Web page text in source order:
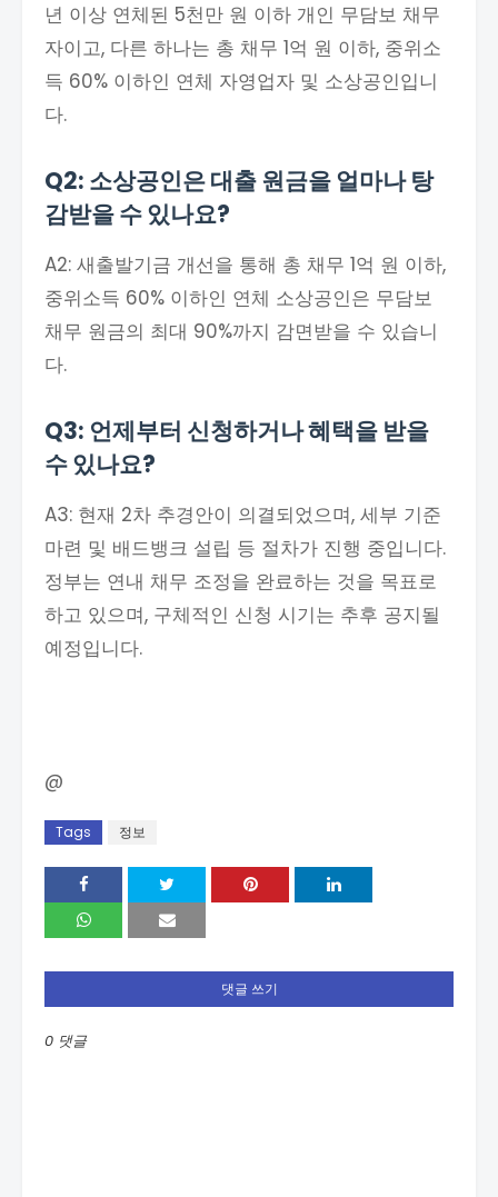
년 이상 연체된 5천만 원 이하 개인 무담보 채무
자이고, 다른 하나는 총 채무 1억 원 이하, 중위소
득 60% 이하인 연체 자영업자 및 소상공인입니
다.
Q2: 소상공인은 대출 원금을 얼마나 탕
감받을 수 있나요?
A2: 새출발기금 개선을 통해 총 채무 1억 원 이하,
중위소득 60% 이하인 연체 소상공인은 무담보
채무 원금의 최대 90%까지 감면받을 수 있습니
다.
Q3: 언제부터 신청하거나 혜택을 받을
수 있나요?
A3: 현재 2차 추경안이 의결되었으며, 세부 기준
마련 및 배드뱅크 설립 등 절차가 진행 중입니다.
정부는 연내 채무 조정을 완료하는 것을 목표로
하고 있으며, 구체적인 신청 시기는 추후 공지될
예정입니다.
@
Tags 정보
댓글 쓰기
0 댓글